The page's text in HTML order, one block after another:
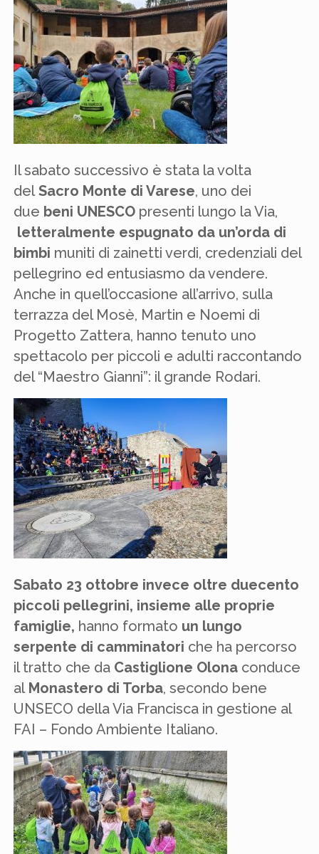
Il sabato successivo è stata la volta
delSacro Monte di Varese, uno dei
due beni UNESCO presenti lungo la Via,
letteralmente espugnato da un’orda di
bimbi muniti di zainetti verdi, credenziali del
pellegrino ed entusiasmo da vendere.
Anche in quell’occasione all’arrivo, sulla
terrazza del Mosè, Martin e Noemi di
Progetto Zattera, hanno tenuto uno
spettacolo per piccoli e adulti raccontando
del “Maestro Gianni”: il grande Rodari.
Sabato 23 ottobre invece oltre duecento
piccoli pellegrini, insieme alle proprie
famiglie, hanno formato un lungo
serpente di camminatori che ha percorso
il tratto che da Castiglione Olona conduce
al Monastero di Torba, secondo bene
UNSECO della Via Francisca in gestione al
FAI – Fondo Ambiente Italiano.